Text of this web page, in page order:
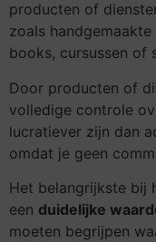
producten of
zoals
books, cursussen of
Door producten of
volledige controle
lucratiever zijn dan
omdat je geen
Het belangrijkste bij
een duidelijke
moeten begrijpen